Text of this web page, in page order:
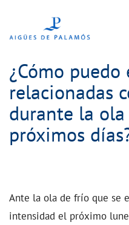
¿Cómo
relacionadas
durante la
próximos
Ante la ola de frío que se
intensidad el próximo